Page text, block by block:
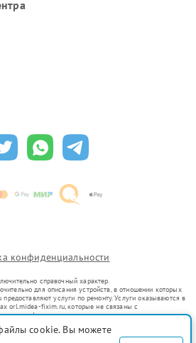
конфиденциальности
справочный характер.
для описания устройств, в отношении которых
услуги по ремонту. Услуги оказываются в
orl.midea-fixim.ru, которые не связаны с
или их официальными представителями.
уже введенных в гражданский оборот в соответствии
цели индивидуализации услуг или введения
cookie. Вы можете